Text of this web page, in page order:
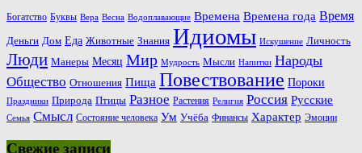
Богатство Буквы Вера Весна Водоплавающие Времена Времена года Время
Деньги Дом Еда Животные Знания Идиомы Искушение Личность
Люди Манеры Месяц Мир Мудрость Мысли Напитки Народы
Общество Отношения Пища Повествование Пороки
Праздники Природа Птицы Разное Растения Религия Россия Русские
Семья Смысл Состояние человека Ум Учёба Финансы Характер Эмоции
Свежие записи